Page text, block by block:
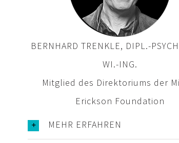
BERNHARD TRENKLE, DIPL.-
WI.-ING.
Mitglied des Direktoriums der
Erickson Foundation
MEHR ERFAHREN